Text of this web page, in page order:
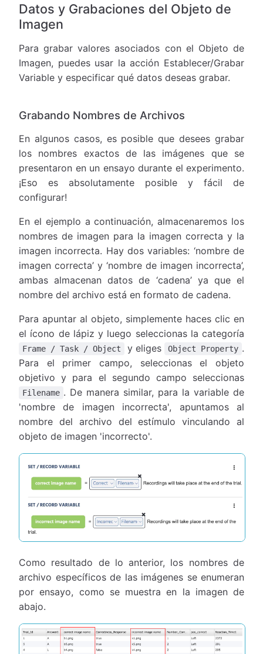
Datos y Grabaciones del Objeto de
Imagen
Para grabar valores asociados con el Objeto de
Imagen, puedes usar la acción Establecer/Grabar
Variable y especificar qué datos deseas grabar.
Grabando Nombres de Archivos
En algunos casos, es posible que desees grabar
los nombres exactos de las imágenes que se
presentaron en un ensayo durante el experimento.
¡Eso es absolutamente posible y fácil de
configurar!
En el ejemplo a continuación, almacenaremos los
nombres de imagen para la imagen correcta y la
imagen incorrecta. Hay dos variables: ‘nombre de
imagen correcta’ y ‘nombre de imagen incorrecta’,
ambas almacenan datos de ‘cadena’ ya que el
nombre del archivo está en formato de cadena.
Para apuntar al objeto, simplemente haces clic en
el ícono de lápiz y luego seleccionas la categoría
Frame / Task / Object y eliges Object Property .
Para el primer campo, seleccionas el objeto
objetivo y para el segundo campo seleccionas
Filename . De manera similar, para la variable de
'nombre de imagen incorrecta', apuntamos al
nombre del archivo del estímulo vinculando al
objeto de imagen 'incorrecto'.
Como resultado de lo anterior, los nombres de
archivo específicos de las imágenes se enumeran
por ensayo, como se muestra en la imagen de
abajo.